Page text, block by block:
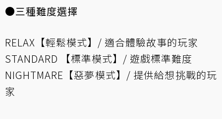
●三種難度選擇
RELAX【輕鬆模式】/ 適合體驗故事的玩家
STANDARD 【標準模式】/ 遊戲標準難度
NIGHTMARE【惡夢模式】/ 提供給想挑戰的玩
家